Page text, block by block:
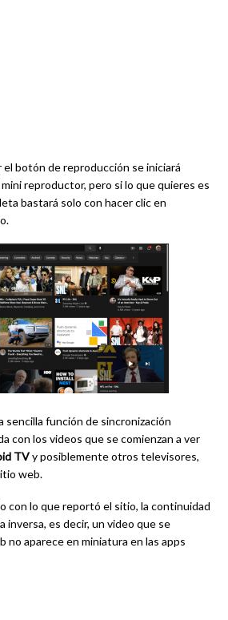
el botón de reproducción se iniciará
reproductor, pero si lo que quieres es
bastará solo con hacer clic en
sencilla función de sincronización
con los videos que se comienzan a ver
TVy posiblemente otros televisores,
web.
con lo que reportó el sitio, la continuidad
inversa, es decir, un video que se
no aparece en miniatura en las apps